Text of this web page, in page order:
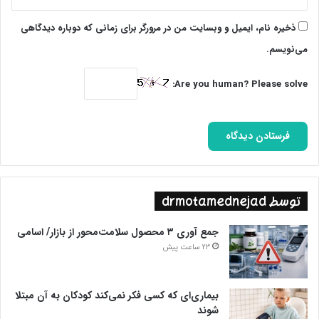
خرابی به‌بار آورده است که بعید است بتوانند به شرایط قبل برگردند.
پایان پیام/ت
ذخیره نام، ایمیل و وبسایت من در مرورگر برای زمانی که دوباره دیدگاهی
می‌نویسم.
Are you human? Please solve:
توسط drmotamednejad
جمع آوری ۳ محصول سلامت‌محور از بازار/ اسامی
23 ساعت پیش
بیماری‌ای که کسی فکر نمی‌کند کودکان به آن مبتلا
شوند